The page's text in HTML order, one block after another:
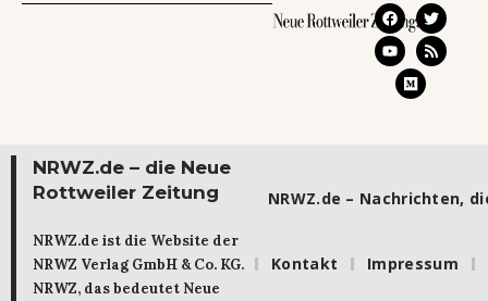
NRWZ.de – die Neue
Rottweiler Zeitung
NRWZ.de ist die Website der
NRWZ Verlag GmbH & Co. KG.
NRWZ, das bedeutet Neue
NRWZ.de – Nachrichten,
Kontakt Impressum